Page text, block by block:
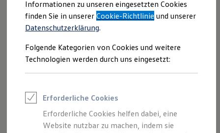
Die ENERGY Sondermodelle
Junge Gebrauchtwagen und Gebrauchtwagen
Volkswagen Zertifizierte Gebrauchtwagen
Elektromobilität bei Gebrauchtwagen
Saisonangebote
Reifenpakete
Leasing
Leasing-Angebote
Elektroauto Leasing
Kleinwagen-Leasing
Leasing ohne Anzahlung
Finanzierung
React
react-transition-group
React (https://github.com/facebook/react)
react-transition-group, Version 4.2.1
Copyright (C) 2018, React Community Forked from
React (https://github.com/facebook/react)
Informationen zu unseren eingesetzten Cookies
finden Sie in unsererCookie-Richtlinie und unserer
Datenschutzerklärung.
Folgende Kategorien von Cookies und weitere
Technologien werden durch uns eingesetzt:
Erforderliche Cookies
Erforderliche Cookies helfen dabei, eine
Website nutzbar zu machen, indem sie